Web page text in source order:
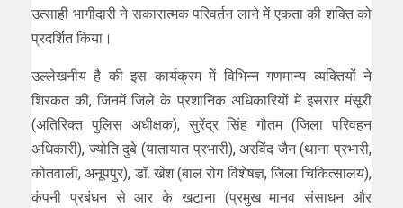
उत्साही भागीदारी ने सकारात्मक परिवर्तन लाने में एकता की शक्ति को
प्रदर्शित किया।
उल्लेखनीय है की इस कार्यक्रम में विभिन्न गणमान्य व्यक्तियों ने
शिरकत की, जिनमें जिले के प्रशानिक अधिकारियों में इसरार मंसूरी
(अतिरिक्त पुलिस अधीक्षक), सुरेंद्र सिंह गौतम (जिला परिवहन
अधिकारी), ज्योति दुबे (यातायात प्रभारी), अरविंद जैन (थाना प्रभारी,
कोतवाली, अनूपपुर), डॉ. खेश (बाल रोग विशेषज्ञ, जिला चिकित्सालय),
कंपनी प्रबंधन से आर के खटाना (प्रमुख मानव संसाधन और